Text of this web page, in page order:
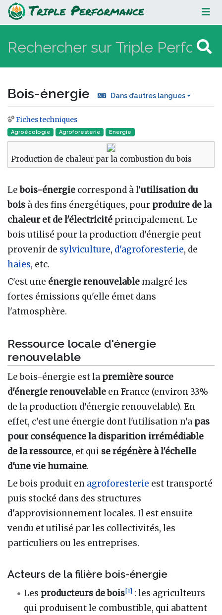
Bois-énergie
Bois-énergie Dans d’autres langues
Aller à :navigation
Fiches techniques
Agroécologie Agroforesterie Energie
Production de chaleur par la combustion du bois
Lebois-énergie correspond à l'utilisation du
bois à des fins énergétiques, pour produire de la
chaleur et de l'électricité principalement. Le
bois utilisé pour la production d'énergie peut
provenir de sylviculture, d'agroforesterie, de
haies, etc.
C'est une énergie renouvelable malgré les
fortes émissions qu'elle émet dans
l'atmosphère.
Ressource locale d'énergie
renouvelable
Le bois-énergie est la première source
d'énergie renouvelable en France (environ 33%
de la production d'énergie renouvelable). En
effet, c'est une énergie dont l'utilisation n'a pas
pour conséquence la disparition irrémédiable
de la ressource, et qui se régénère à l'échelle
d'une vie humaine.
Le bois produit en agroforesterie est transporté
puis stocké dans des structures
d'approvisionnement locales. Il est ensuite
vendu et utilisé par les collectivités, les
particuliers ou les entreprises.
Acteurs de la filière bois-énergie
Les producteurs de bois[1] : les agriculteurs
qui produisent le combustible, qui abattent